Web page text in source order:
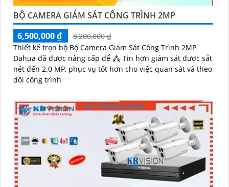
BỘ CAMERA GIÁM SÁT CÔNG TRÌNH 2MP
6,500,000 ₫
8,200,000 ₫
Thiết kế trọn bộ Bộ Camera Giám Sát Công Trình 2MP
Dahua đã được nâng cấp để ⁂ Tin hơn giám sát được sắt
nét đến 2.0 MP, phục vụ tốt hơn cho việc quan sát và theo
dõi công trình